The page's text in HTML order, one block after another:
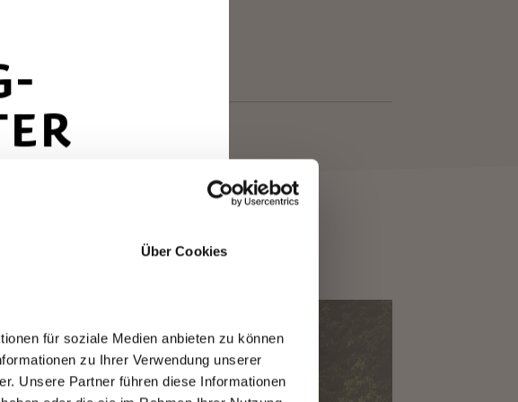
Über Cookies
für soziale Medien anbieten zu können
zu Ihrer Verwendung unserer
Unsere Partner führen diese Informationen
den nächsten